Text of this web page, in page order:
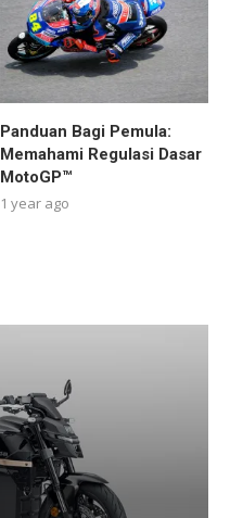
Panduan Bagi Pemula:
Memahami Regulasi Dasar
MotoGP™
1 year ago